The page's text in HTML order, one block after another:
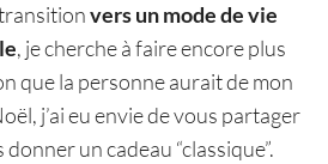
vers un mode de vie
, je cherche à faire encore plus
que la personne aurait de mon
j’ai eu envie de vous partager
un cadeau “classique”.